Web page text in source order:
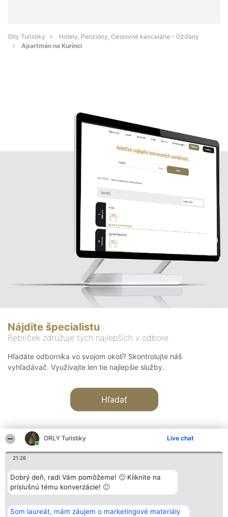
ORLY Turistiky Live chat
21:26
Dobrý deň, radi Vám pomôžeme! 🙂 Kliknite na
príslušnú tému konverzácie! 🙂
Som laureát, mám záujem o marketingové materiály
Orly Turistiky
Hotely, Penzióny, Cestovné kancelárie - Ožďany
Apartmán na Kurinci
Nájdite špecialistu
Rebríček združuje tých najlepších v odbore
Hľadáte odborníka vo svojom okolí? Skontrolujte náš
vyhľadávač. Využívajte len tie najlepšie služby.
Hľadať
Organizátor hodnotenia
Bright Side Solutions sp. z o.
o. sp. k.
Wrocław 50-079
KRS 0000749100 | Regon
Hodnotenie
Laureáti
Lista
Laureatów
Podmienky
Kontakt
Kontakt